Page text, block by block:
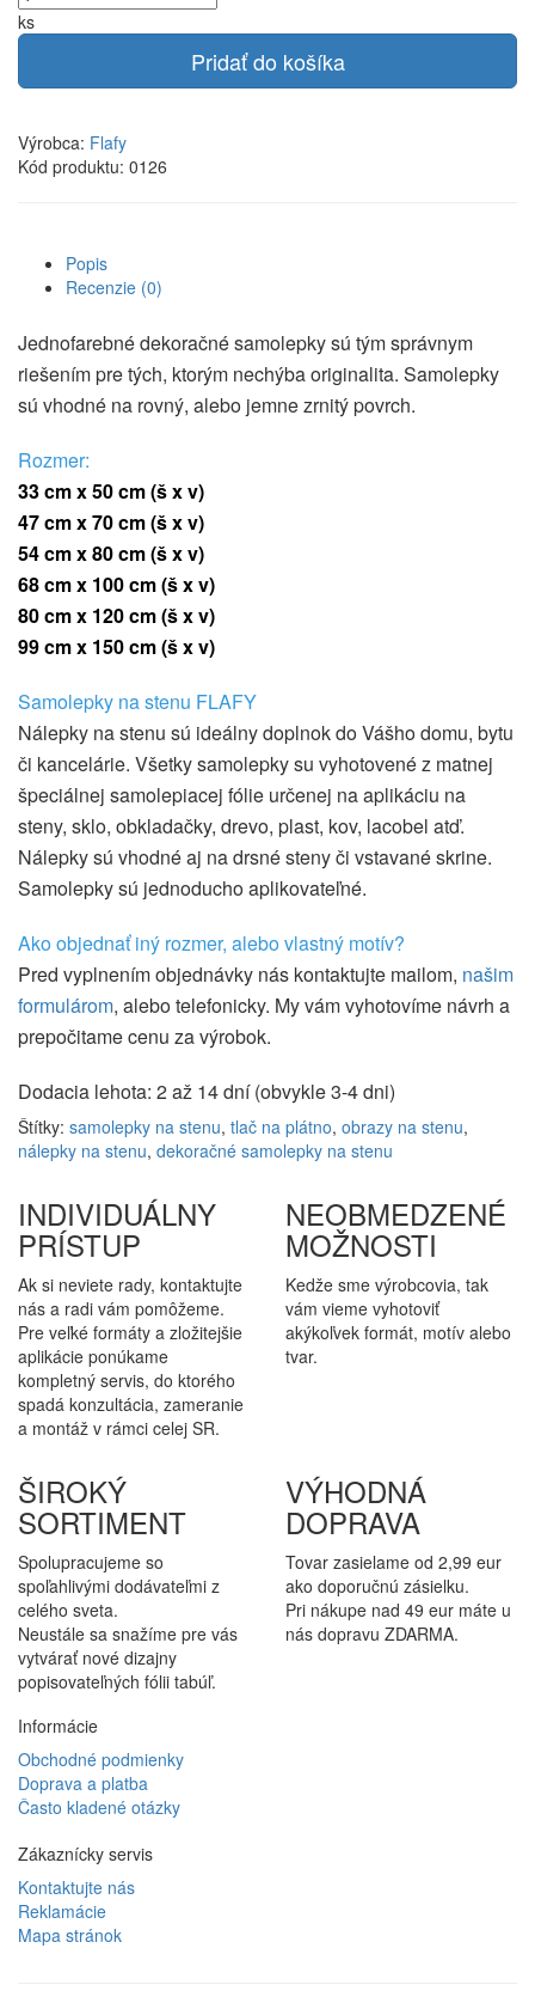
ks
Pridať do košíka
Výrobca: Flafy
Kód produktu: 0126
Popis
Recenzie (0)
Jednofarebné dekoračné samolepky sú tým správnym
riešením pre tých, ktorým nechýba originalita. Samolepky
sú vhodné na rovný, alebo jemne zrnitý povrch.
Rozmer:
33 cm x 50 cm (š x v)
47 cm x 70 cm (š x v)
54 cm x 80 cm(š x v)
68 cm x 100 cm(š x v)
80 cm x 120 cm(š x v)
99 cm x 150 cm(š x v)
Samolepky na stenu FLAFY
Nálepky na stenu sú ideálny doplnok do Vášho domu, bytu
či kancelárie. Všetky samolepky su vyhotovené z matnej
špeciálnej samolepiacej fólie určenej na aplikáciu na
steny, sklo, obkladačky, drevo, plast, kov, lacobel atď.
Nálepky sú vhodné aj na drsné steny či vstavané skrine.
Samolepky sú jednoducho aplikovateľné.
Ako objednať iný rozmer, alebo vlastný motív?
Pred vyplnením objednávky nás kontaktujte mailom, našim
formulárom, alebo telefonicky. My vám vyhotovíme návrh a
prepočitame cenu za výrobok.
Dodacia lehota: 2 až 14 dní (obvykle 3-4 dni)
Štítky: samolepky na stenu, tlač na plátno, obrazy na stenu,
nálepky na stenu, dekoračné samolepky na stenu
INDIVIDUÁLNY
PRÍSTUP
Ak si neviete rady, kontaktujte
nás a radi vám pomôžeme.
Pre veľké formáty a zložitejšie
aplikácie ponúkame
kompletný servis, do ktorého
spadá konzultácia, zameranie
a montáž v rámci celej SR.
NEOBMEDZENÉ
MOŽNOSTI
Kedže sme výrobcovia, tak
vám vieme vyhotoviť
akýkoľvek formát, motív alebo
tvar.
ŠIROKÝ
SORTIMENT
Spolupracujeme so
spoľahlivými dodávateľmi z
celého sveta.
Neustále sa snažíme pre vás
vytvárať nové dizajny
popisovateľných fólii tabúľ.
VÝHODNÁ
DOPRAVA
Tovar zasielame od 2,99 eur
ako doporučnú zásielku.
Pri nákupe nad 49 eur máte u
nás dopravu ZDARMA.
Informácie
Obchodné podmienky
Doprava a platba
Často kladené otázky
Zákaznícky servis
Kontaktujte nás
Reklamácie
Mapa stránok